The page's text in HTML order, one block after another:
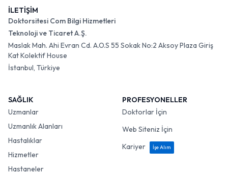
İLETİŞİM
Doktorsitesi Com Bilgi Hizmetleri
Teknoloji ve Ticaret A.Ş.
Maslak Mah. Ahi Evran Cd. A.O.S 55 Sokak No:2 Aksoy Plaza Giriş
Kat Kolektif House
İstanbul, Türkiye
SAĞLIK
Uzmanlar
Uzmanlık Alanları
Hastalıklar
Hizmetler
Hastaneler
PROFESYONELLER
Doktorlar İçin
Web Siteniz İçin
Kariyer
İşe Alım